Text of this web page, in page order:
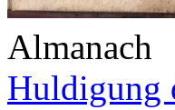
Almanach
Huldigung